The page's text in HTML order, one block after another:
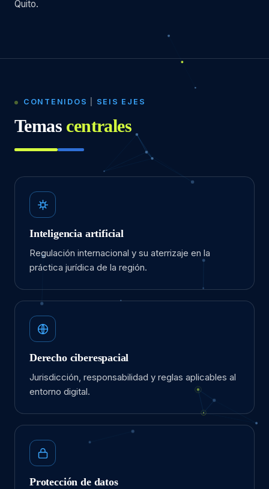
Quito.
CONTENIDOS SEIS EJES
Temas centrales
Inteligencia artificial
Regulación internacional y su aterrizaje en la
práctica jurídica de la región.
Derecho ciberespacial
Jurisdicción, responsabilidad y reglas aplicables al
entorno digital.
Protección de datos